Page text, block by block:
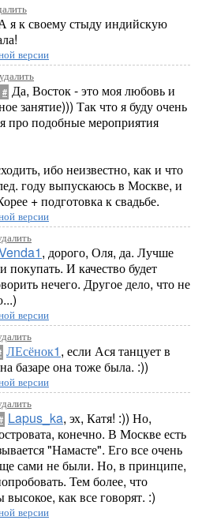
я к своему стыду индийскую
версии
удалить
# Да, Восток - это моя любовь и
занятие))) Так что я буду очень
про подобные мероприятия
ибо неизвестно, как и что
году выпускаюсь в Москве, и
+ подготовка к свадьбе.
версии
, дорого, Оля, да. Лучше
И качество будет
нечего. Другое дело, что не
версии
ЛЕсёнок1, если Ася танцует в
базаре она тоже была. :))
версии
Lapus_ka, эх, Катя! :)) Но,
конечно. В Москве есть
"Намасте". Его все очень
сами не были. Но, в принципе,
Тем более, что
как все говорят. :)
версии